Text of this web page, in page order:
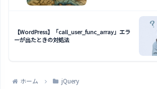
【WordPress】「call_user_func_array」エラ
ーが出たときの対処法
ホーム jQuery